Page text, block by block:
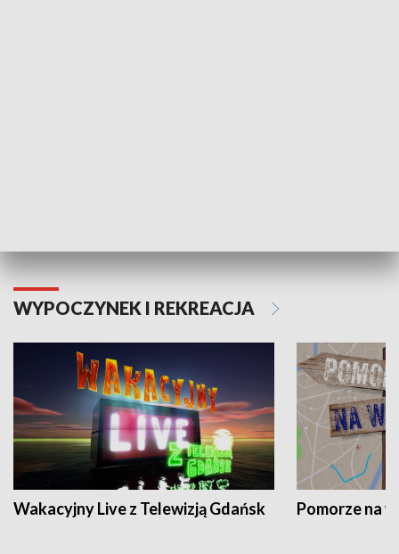
WYPOCZYNEK I REKREACJA
Wakacyjny Live z Telewizją Gdańsk Pomorze na